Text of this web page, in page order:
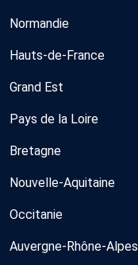
Normandie
Hauts-de-France
Grand Est
Pays de la Loire
Bretagne
Nouvelle-Aquitaine
Occitanie
Auvergne-Rhône-Alpes